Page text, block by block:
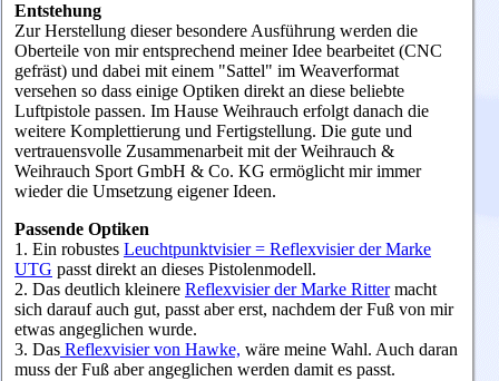
Entstehung
Zur Herstellung dieser besondere Ausführung werden die
Oberteile von mir entsprechend meiner Idee bearbeitet (CNC
gefräst) und dabei mit einem "Sattel" im Weaverformat
versehen so dass einige Optiken direkt an diese beliebte
Luftpistole passen. Im Hause Weihrauch erfolgt danach die
weitere Komplettierung und Fertigstellung. Die gute und
vertrauensvolle Zusammenarbeit mit der Weihrauch &
Weihrauch Sport GmbH & Co. KG ermöglicht mir immer
wieder die Umsetzung eigener Ideen.
Passende Optiken
1. Ein robustes Leuchtpunktvisier = Reflexvisier der Marke
UTG passt direkt an dieses Pistolenmodell.
2. Das deutlich kleinere Reflexvisier der Marke Rittermacht
sich darauf auch gut, passt aber erst, nachdem der Fuß von mir
etwas angeglichen wurde.
3. Das Reflexvisier von Hawke, wäre meine Wahl. Auch daran
muss der Fuß aber angeglichen werden damit es passt.